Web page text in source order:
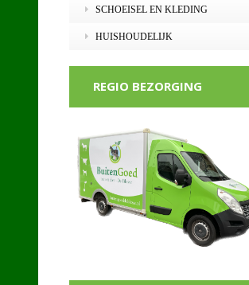
SCHOEISEL EN KLEDING
HUISHOUDELIJK
REGIO BEZORGING